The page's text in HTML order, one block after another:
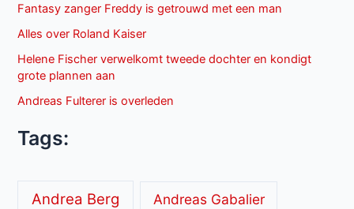
Fantasy zanger Freddy is getrouwd met een man
Alles over Roland Kaiser
Helene Fischer verwelkomt tweede dochter en kondigt
grote plannen aan
Andreas Fulterer is overleden
Tags:
Andrea Berg Andreas Gabalier